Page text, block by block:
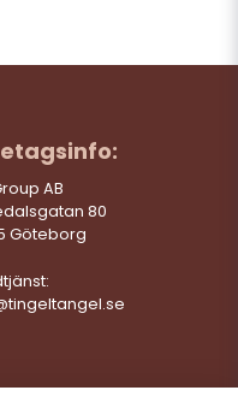
AB
80
Göteborg